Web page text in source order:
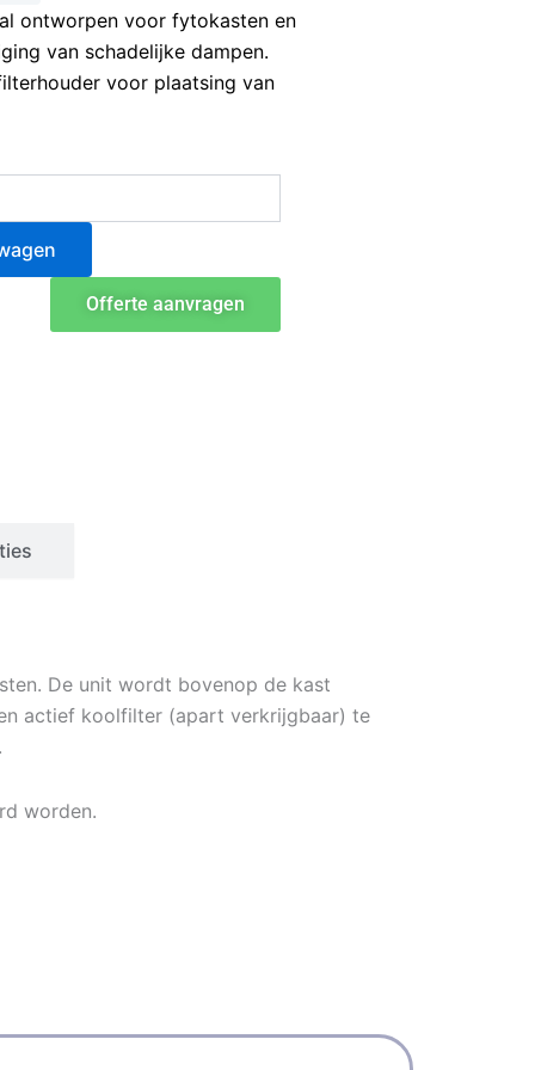
ontworpen voor fytokasten en
van schadelijke dampen.
voor plaatsing van
Offerte aanvragen
De unit wordt bovenop de kast
actief koolfilter (apart verkrijgbaar) te
worden.